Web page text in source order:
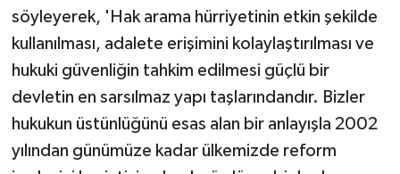
söyleyerek, 'Hak arama hürriyetinin etkin şekilde
kullanılması, adalete erişimini kolaylaştırılması ve
hukuki güvenliğin tahkim edilmesi güçlü bir
devletin en sarsılmaz yapı taşlarındandır. Bizler
hukukun üstünlüğünü esas alan bir anlayışla 2002
yılından günümüze kadar ülkemizde reform